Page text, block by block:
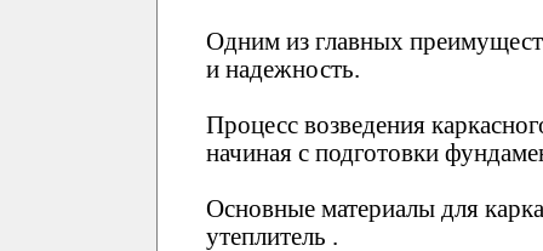
Одним из главных
и надежность.
Процесс возведения
начиная с подготовки
Основные материалы для
утеплитель .